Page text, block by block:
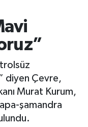
diyen Çevre,
Murat Kurum,
şamandra